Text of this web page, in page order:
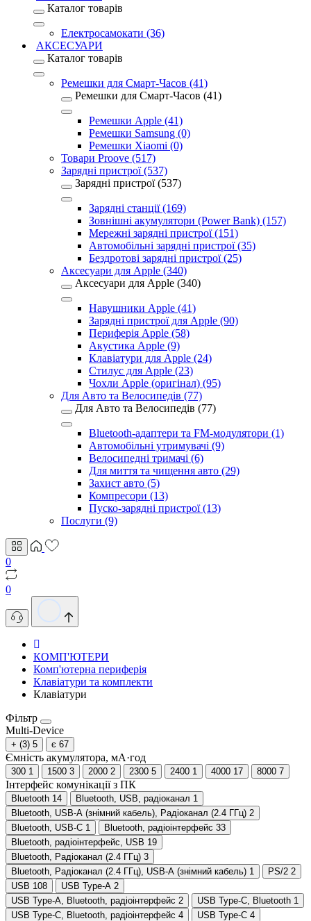
Каталог товарів
Електросамокати (36)
АКСЕСУАРИ
Каталог товарів
Ремешки для Смарт-Часов (41)
Ремешки для Смарт-Часов (41)
Ремешки Apple (41)
Ремешки Samsung (0)
Ремешки Xiaomi (0)
Товари Proove (517)
Зарядні пристрої (537)
Зарядні пристрої (537)
Зарядні станції (169)
Зовнішні акумулятори (Power Bank) (157)
Мережні зарядні пристрої (151)
Автомобільні зарядні пристрої (35)
Бездротові зарядні пристрої (25)
Аксесуари для Apple (340)
Аксесуари для Apple (340)
Навушники Apple (41)
Зарядні пристрої для Apple (90)
Периферія Apple (58)
Акустика Apple (9)
Клавіатури для Apple (24)
Стилус для Apple (23)
Чохли Apple (оригінал) (95)
Для Авто та Велосипедів (77)
Для Авто та Велосипедів (77)
Bluetooth-адаптери та FM-модулятори (1)
Автомобільні утримувачі (9)
Велосипедні тримачі (6)
Для миття та чищення авто (29)
Захист авто (5)
Компресори (13)
Пуско-зарядні пристрої (13)
Послуги (9)
0
0
КОМП'ЮТЕРИ
Комп'ютерна периферія
Клавіатури та комплекти
Клавіатури
Фільтр
Multi-Device
+ (3) 5 є 67
Ємність акумулятора, мА·год
300 1 1500 3 2000 2 2300 5 2400 1 4000 17 8000 7
Інтерфейс комунікації з ПК
Bluetooth 14 Bluetooth, USB, радіоканал 1
Bluetooth, USB-A (знімний кабель), Радіоканал (2.4 ГГц) 2
Bluetooth, USB-C 1 Bluetooth, радіоінтерфейс 33
Bluetooth, радіоінтерфейс, USB 19
Bluetooth, Радіоканал (2.4 ГГц) 3
Bluetooth, Радіоканал (2.4 ГГц), USB-A (знімний кабель) 1 PS/2 2
USB 108 USB Type-A 2
USB Type-A, Bluetooth, радіоінтерфейс 2 USB Type-C, Bluetooth 1
USB Type-C, Bluetooth, радіоінтерфейс 4 USB Type-С 4